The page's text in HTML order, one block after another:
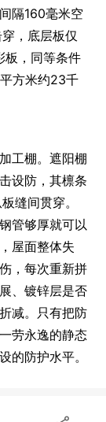
隔160毫米空
，底层板仅
板，同等条件
方米约23千
工棚。遮阳棚
设防，其檩条
缝间贯穿。
管够厚就可以
屋面整体失
，每次重新拼
、镀锌层是否
减。只有把防
劳永逸的静态
的防护水平。